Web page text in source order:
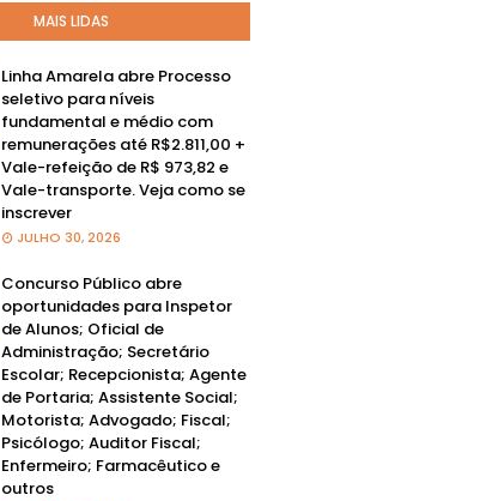
MAIS LIDAS
Linha Amarela abre Processo
seletivo para níveis
fundamental e médio com
remunerações até R$2.811,00 +
Vale-refeição de R$ 973,82 e
Vale-transporte. Veja como se
inscrever
JULHO 30, 2026
Concurso Público abre
oportunidades para Inspetor
de Alunos; Oficial de
Administração; Secretário
Escolar; Recepcionista; Agente
de Portaria; Assistente Social;
Motorista; Advogado; Fiscal;
Psicólogo; Auditor Fiscal;
Enfermeiro; Farmacêutico e
outros